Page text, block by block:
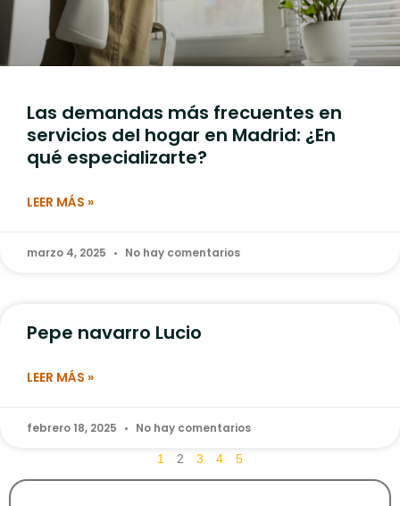
Las demandas más frecuentes en
servicios del hogar en Madrid: ¿En
qué especializarte?
LEER MÁS »
marzo 4, 2025 No hay comentarios
Pepe navarro Lucio
LEER MÁS »
febrero 18, 2025 No hay comentarios
1 2 3 4 5